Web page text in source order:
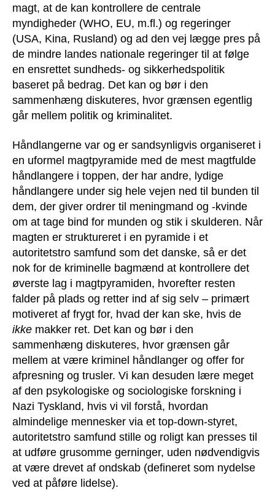
magt, at de kan kontrollere de centrale
myndigheder (WHO, EU, m.fl.) og regeringer
(USA, Kina, Rusland) og ad den vej lægge pres på
de mindre landes nationale regeringer til at følge
en ensrettet sundheds- og sikkerhedspolitik
baseret på bedrag. Det kan og bør i den
sammenhæng diskuteres, hvor grænsen egentlig
går mellem politik og kriminalitet.
Håndlangerne var og er sandsynligvis organiseret i
en uformel magtpyramide med de mest magtfulde
håndlangere i toppen, der har andre, lydige
håndlangere under sig hele vejen ned til bunden til
dem, der giver ordrer til meningmand og -kvinde
om at tage bind for munden og stik i skulderen. Når
magten er struktureret i en pyramide i et
autoritetstro samfund som det danske, så er det
nok for de kriminelle bagmænd at kontrollere det
øverste lag i magtpyramiden, hvorefter resten
falder på plads og retter ind af sig selv – primært
motiveret af frygt for, hvad der kan ske, hvis de
ikke makker ret. Det kan og bør i den
sammenhæng diskuteres, hvor grænsen går
mellem at være kriminel håndlanger og offer for
afpresning og trusler. Vi kan desuden lære meget
af den psykologiske og sociologiske forskning i
Nazi Tyskland, hvis vi vil forstå, hvordan
almindelige mennesker via et top-down-styret,
autoritetstro samfund stille og roligt kan presses til
at udføre grusomme gerninger, uden nødvendigvis
at være drevet af ondskab (defineret som nydelse
ved at påføre lidelse).